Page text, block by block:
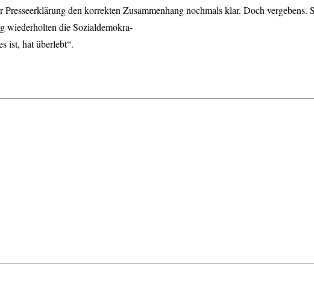
den korrekten Zusammenhang nochmals klar. Doch vergebens.
wiederholten die Sozialdemokra-
ist, hat überlebt“.